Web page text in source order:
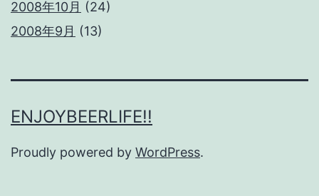
2008年10月 (24)
2008年9月 (13)
ENJOYBEERLIFE!!
Proudly powered by WordPress.